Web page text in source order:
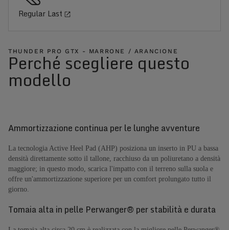
Regular Last
THUNDER PRO GTX - MARRONE / ARANCIONE
Perché scegliere questo
modello
Ammortizzazione continua per le lunghe avventure
La tecnologia Active Heel Pad (AHP) posiziona un inserto in PU a bassa
densità direttamente sotto il tallone, racchiuso da un poliuretano a densità
maggiore; in questo modo, scarica l'impatto con il terreno sulla suola e
offre un'ammortizzazione superiore per un comfort prolungato tutto il
giorno.
Tomaia alta in pelle Perwanger® per stabilità e durata